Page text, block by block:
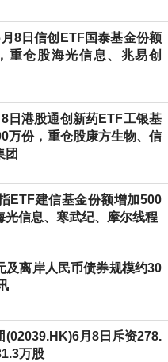
月8日信创ETF国泰基金份额
重仓股海光信息、兆易创
日港股通创新药ETF工银基
万份，重仓股康方生物、信
团
ETF建信基金份额增加500
光信息、寒武纪、摩尔线程
及离岸人民币债券规模约30
(02039.HK)6月8日斥资278.
万股